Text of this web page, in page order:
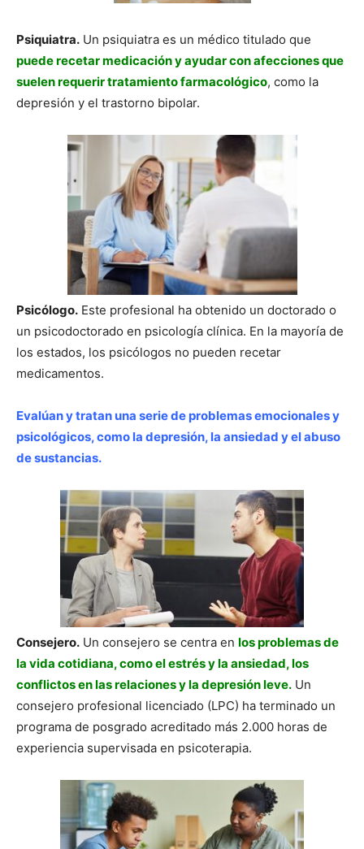
Psiquiatra. Un psiquiatra es un médico titulado que
puede recetar medicación y ayudar con afecciones que
suelen requerir tratamiento farmacológico, como la
depresión y el trastorno bipolar.
Psicólogo. Este profesional ha obtenido un doctorado o
un psicodoctorado en psicología clínica. En la mayoría de
los estados, los psicólogos no pueden recetar
medicamentos.
Evalúan y tratan una serie de problemas emocionales y
psicológicos, como la depresión, la ansiedad y el abuso
de sustancias.
Consejero. Un consejero se centra en los problemas de
la vida cotidiana, como el estrés y la ansiedad, los
conflictos en las relaciones y la depresión leve. Un
consejero profesional licenciado (LPC) ha terminado un
programa de posgrado acreditado más 2.000 horas de
experiencia supervisada en psicoterapia.